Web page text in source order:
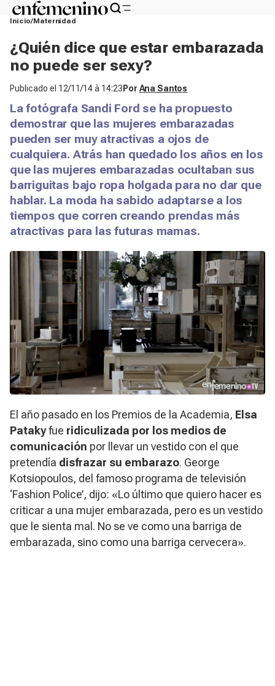
Inicio Maternidad
¿Quién dice que estar embarazada
no puede ser sexy?
Publicado el 12/11/14 à 14:23 Por Ana Santos
La fotógrafa Sandi Ford se ha propuesto
demostrar que las mujeres embarazadas
pueden ser muy atractivas a ojos de
cualquiera. Atrás han quedado los años en los
que las mujeres embarazadas ocultaban sus
barriguitas bajo ropa holgada para no dar que
hablar. La moda ha sabido adaptarse a los
tiempos que corren creando prendas más
atractivas para las futuras mamas.
El año pasado en los Premios de la Academia, Elsa
Patakyfue ridiculizada por los medios de
comunicación por llevar un vestido con el que
pretendía disfrazar su embarazo. George
Kotsiopoulos, del famoso programa de televisión
‘Fashion Police’, dijo: «Lo último que quiero hacer es
criticar a una mujer embarazada, pero es un vestido
que le sienta mal. No se ve como una barriga de
embarazada, sino como una barriga cervecera».